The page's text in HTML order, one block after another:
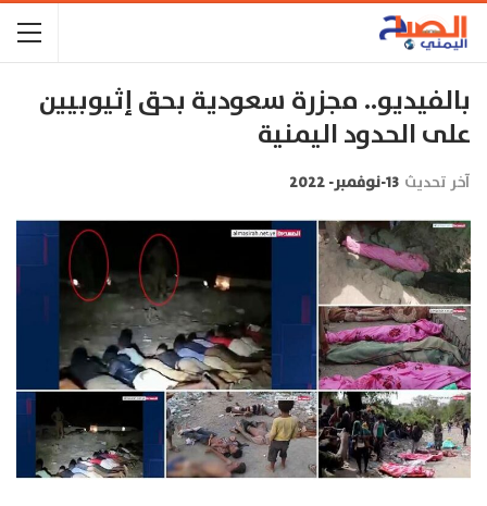
بالفيديو.. مجزرة سعودية بحق إثيوبيين
على الحدود اليمنية
آخر تحديث 13-نوفمبر- 2022